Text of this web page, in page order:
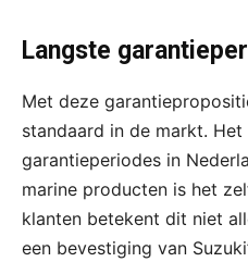
Langste
Met deze
standaard in de markt.
garantieperiodes in
marine producten is het
klanten betekent dit niet
een bevestiging van